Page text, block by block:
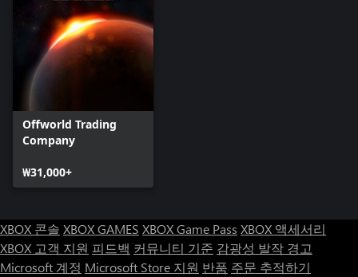
Offworld Trading
Company
₩31,000+
XBOX 콘솔 XBOX GAMES XBOX Game Pass XBOX 액세서리
XBOX 고객 지원 피드백 커뮤니티 기준 감광성 발작 경고
Microsoft 계정 Microsoft Store 지원 반품 주문 추적하기